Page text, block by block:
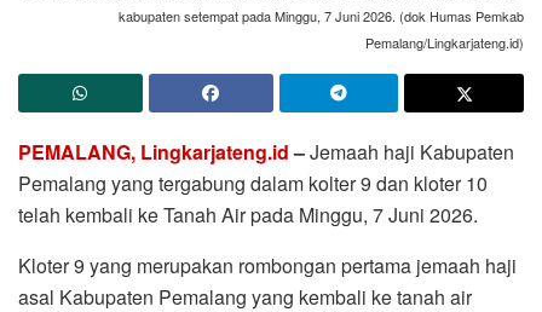
kabupaten setempat pada Minggu, 7 Juni 2026. (dok Humas Pemkab
Pemalang/Lingkarjateng.id)
PEMALANG, Lingkarjateng.id–Jemaah haji Kabupaten
Pemalang yang tergabung dalam kolter 9 dan kloter 10
telah kembali ke Tanah Air pada Minggu, 7 Juni 2026.
Kloter 9 yang merupakan rombongan pertama jemaah haji
asal Kabupaten Pemalang yang kembali ke tanah air